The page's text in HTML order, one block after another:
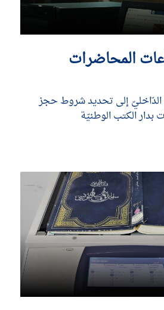
المحاضرات
الدّاخليّ إلى تحديد شروط حجز
الكتب الوطنيّة